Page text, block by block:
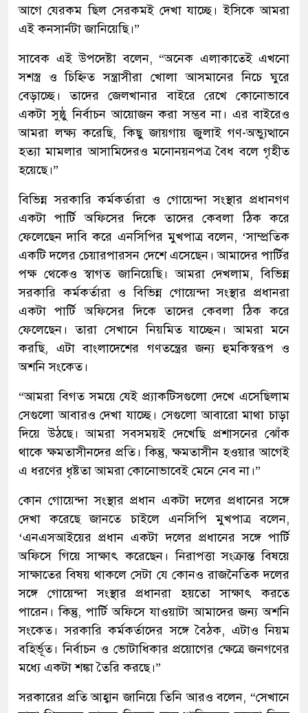
আগে যেরকম ছিল সেরকমই দেখা যাচ্ছে। ইসিকে আমরা
এই কনসার্নটা জানিয়েছি।”
সাবেক এই উপদেষ্টা বলেন, “অনেক এলাকাতেই এখনো
সশস্ত্র ও চিহ্নিত সন্ত্রাসীরা খোলা আসমানের নিচে ঘুরে
বেড়াচ্ছে। তাদের জেলখানার বাইরে রেখে কোনোভাবে
একটা সুষ্ঠু নির্বাচন আয়োজন করা সম্ভব না। এর বাইরেও
আমরা লক্ষ্য করেছি, কিছু জায়গায় জুলাই গণ-অভ্যুত্থানে
হত্যা মামলার আসামিদেরও মনোনয়নপত্র বৈধ বলে গৃহীত
হয়েছে।”
বিভিন্ন সরকারি কর্মকর্তারা ও গোয়েন্দা সংস্থার প্রধানগণ
একটা পার্টি অফিসের দিকে তাদের কেবলা ঠিক করে
ফেলেছেন দাবি করে এনসিপির মুখপাত্র বলেন, ‘সাম্প্রতিক
একটি দলের চেয়ারপারসন দেশে এসেছেন। আমাদের পার্টির
পক্ষ থেকেও স্বাগত জানিয়েছি। আমরা দেখলাম, বিভিন্ন
সরকারি কর্মকর্তারা ও বিভিন্ন গোয়েন্দা সংস্থার প্রধানরা
একটা পার্টি অফিসের দিকে তাদের কেবলা ঠিক করে
ফেলেছেন। তারা সেখানে নিয়মিত যাচ্ছেন। আমরা মনে
করছি, এটা বাংলাদেশের গণতন্ত্রের জন্য হুমকিস্বরূপ ও
অশনি সংকেত।
“আমরা বিগত সময়ে যেই প্র্যাকটিসগুলো দেখে এসেছিলাম
সেগুলো আবারও দেখা যাচ্ছে। সেগুলো আবারো মাথা চাড়া
দিয়ে উঠছে। আমরা সবসময়ই দেখেছি প্রশাসনের ঝোঁক
থাকে ক্ষমতাসীনদের প্রতি। কিন্তু, ক্ষমতাসীন হওয়ার আগেই
এ ধরণের ধৃষ্টতা আমরা কোনোভাবেই মেনে নেব না।”
কোন গোয়েন্দা সংস্থার প্রধান একটা দলের প্রধানের সঙ্গে
দেখা করেছে জানতে চাইলে এনসিপি মুখপাত্র বলেন,
‘এনএসআইয়ের প্রধান একটা দলের প্রধানের সঙ্গে পার্টি
অফিসে গিয়ে সাক্ষাৎ করেছেন। নিরাপত্তা সংক্রান্ত বিষয়ে
সাক্ষাতের বিষয় থাকলে সেটা যে কোনও রাজনৈতিক দলের
সঙ্গে গোয়েন্দা সংস্থার প্রধানরা হয়তো সাক্ষাৎ করতে
পারেন। কিন্তু, পার্টি অফিসে যাওয়াটা আমাদের জন্য অশনি
সংকেত। সরকারি কর্মকর্তাদের সঙ্গে বৈঠক, এটাও নিয়ম
বহির্ভূত। নির্বাচন ও ভোটাধিকার প্রয়োগের ক্ষেত্রে জনগণের
মধ্যে একটা শঙ্কা তৈরি করছে।”
সরকারের প্রতি আহ্বান জানিয়ে তিনি আরও বলেন, “সেখানে